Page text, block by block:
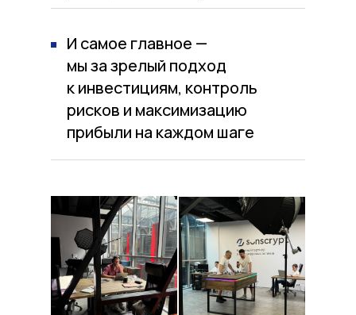
И самое главное —
мы за зрелый подход
к инвестициям, контроль
рисков и максимизацию
прибыли на каждом шаге